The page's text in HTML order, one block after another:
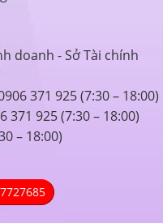
doanh - Sở Tài chính
371 925 (7:30 – 18:00)
371 925 (7:30 – 18:00)
– 18:00)